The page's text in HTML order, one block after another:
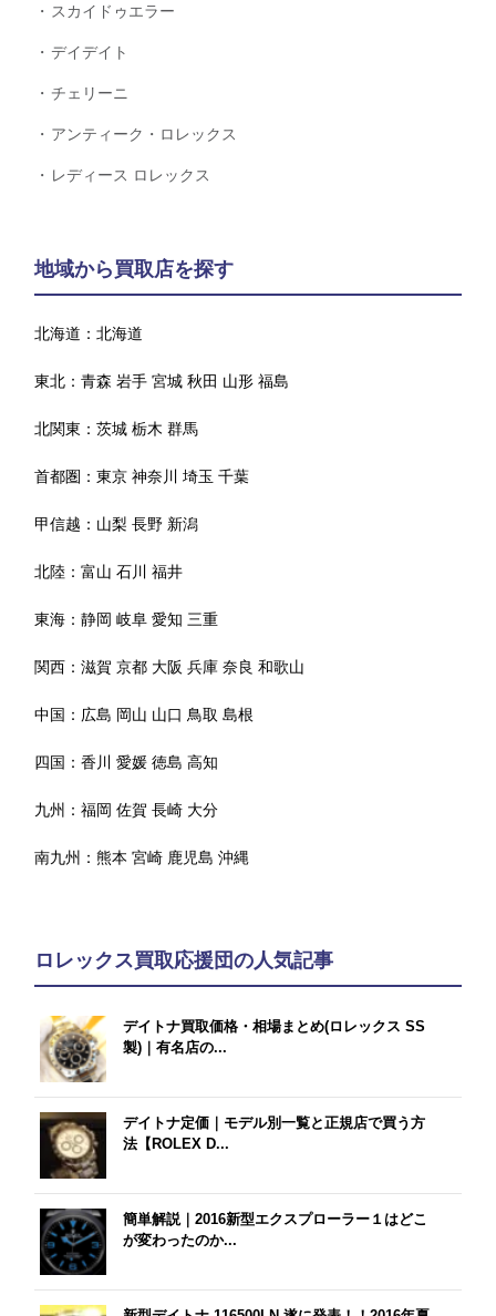
スカイドゥエラー
デイデイト
チェリーニ
アンティーク・ロレックス
レディース ロレックス
地域から買取店を探す
北海道：北海道
東北：青森 岩手 宮城 秋田 山形 福島
北関東：茨城 栃木 群馬
首都圏：東京 神奈川 埼玉 千葉
甲信越： 山梨 長野 新潟
北陸：富山 石川 福井
東海：静岡 岐阜 愛知 三重
関西：滋賀 京都 大阪 兵庫 奈良 和歌山
中国： 広島 岡山 山口 鳥取 島根
四国：香川 愛媛 徳島 高知
九州：福岡 佐賀 長崎 大分
南九州：熊本 宮崎 鹿児島 沖縄
ロレックス買取応援団の人気記事
デイトナ買取価格・相場まとめ(ロレックス SS
製)｜有名店の...
デイトナ定価｜モデル別一覧と正規店で買う方
法【ROLEX D...
簡単解説｜2016新型エクスプローラー１はどこ
が変わったのか...